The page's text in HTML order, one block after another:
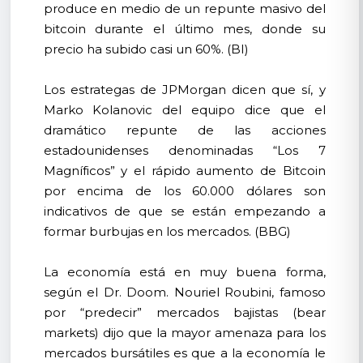
produce en medio de un repunte masivo del
bitcoin durante el último mes, donde su
precio ha subido casi un 60%. (BI)
Los estrategas de JPMorgan dicen que sí, y
Marko Kolanovic del equipo dice que el
dramático repunte de las acciones
estadounidenses denominadas “Los 7
Magníficos” y el rápido aumento de Bitcoin
por encima de los 60.000 dólares son
indicativos de que se están empezando a
formar burbujas en los mercados. (BBG)
La economía está en muy buena forma,
según el Dr. Doom. Nouriel Roubini, famoso
por “predecir” mercados bajistas (bear
markets) dijo que la mayor amenaza para los
mercados bursátiles es que a la economía le